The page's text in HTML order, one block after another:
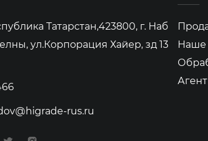
Татарстан,423800, г. Наб
ул.Корпорация Хайер, зд 13
rus.ru
Наше